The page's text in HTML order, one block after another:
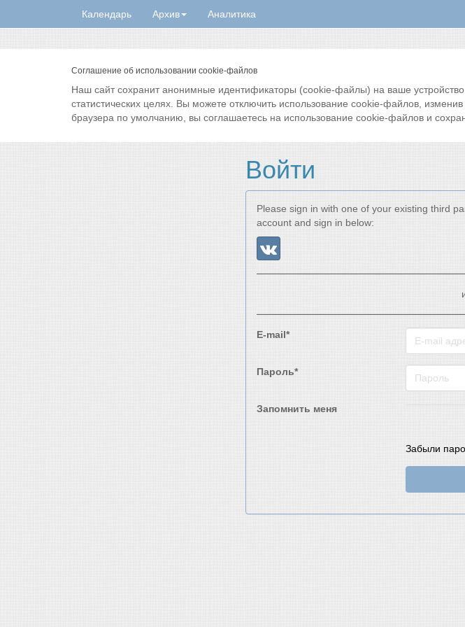
Календарь Архив Аналитика
Соглашение об использовании cookie-файлов
Наш сайт сохранит анонимные идентификаторы (cookie-файлы) на ваше
статистических целях. Вы можете отключить использование cookie-файлов,
браузера по умолчанию, вы соглашаетесь на использование cookie-файлов и
Войти
Please sign in with one of your existing third
account and sign in below:
E-mail*
Пароль*
Запомнить меня
Забыли